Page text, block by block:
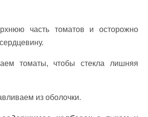
часть томатов и осторожно
томаты, чтобы стекла лишняя
из оболочки.